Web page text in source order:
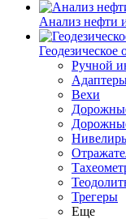
Анализ нефти
Геодезическое
Ручной
Вехи
Трегеры
Еще